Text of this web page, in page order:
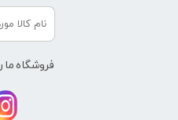
فروشگاه ما